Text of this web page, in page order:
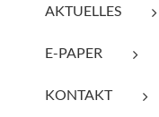
AKTUELLES
E-PAPER
KONTAKT